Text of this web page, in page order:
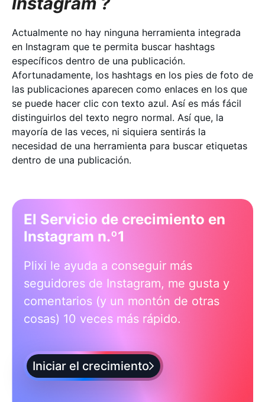
Actualmente no hay ninguna herramienta integrada
en Instagram que te permita buscar hashtags
específicos dentro de una publicación.
Afortunadamente, los hashtags en los pies de foto de
las publicaciones aparecen como enlaces en los que
se puede hacer clic con texto azul. Así es más fácil
distinguirlos del texto negro normal. Así que, la
mayoría de las veces, ni siquiera sentirás la
necesidad de una herramienta para buscar etiquetas
dentro de una publicación.
El Servicio de crecimiento en
Instagram n.º1
Plixi le ayuda a conseguir más
seguidores de Instagram, me gusta y
comentarios (y un montón de otras
cosas) 10 veces más rápido.
Iniciar el crecimiento